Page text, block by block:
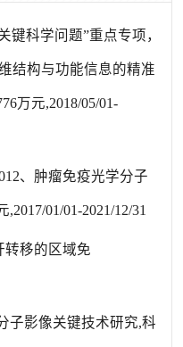
键科学问题”重点专项，
结构与功能信息的精准
万元,2018/05/01-
、肿瘤免疫光学分子
01/01-2021/12/31
转移的区域免
子影像关键技术研究,科